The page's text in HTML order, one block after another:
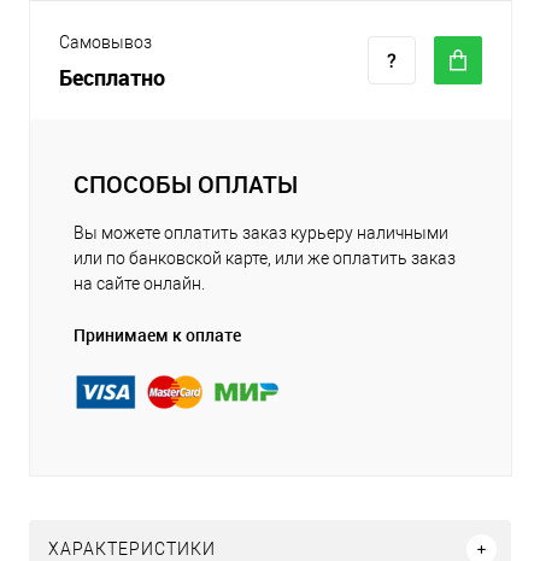
Самовывоз
Бесплатно
СПОСОБЫ ОПЛАТЫ
Вы можете оплатить заказ курьеру наличными
или по банковской карте, или же оплатить заказ
на сайте онлайн.
Принимаем к оплате
ХАРАКТЕРИСТИКИ